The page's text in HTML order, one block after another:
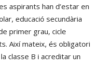
aspirants han d’estar en
educació secundària
primer grau, cicle
. Així mateix, és obligatori
classe B i acreditar un